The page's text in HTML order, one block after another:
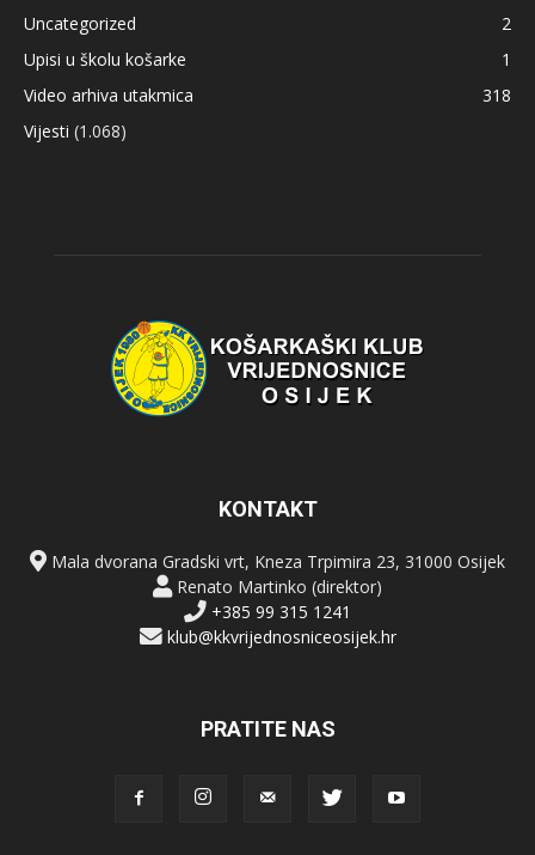
Uncategorized
2
Upisi u školu košarke
1
Video arhiva utakmica
318
Vijesti (1.068)
KONTAKT
Mala dvorana Gradski vrt, Kneza Trpimira 23, 31000 Osijek
Renato Martinko (direktor)
+385 99 315 1241
klub@kkvrijednosniceosijek.hr
PRATITE NAS